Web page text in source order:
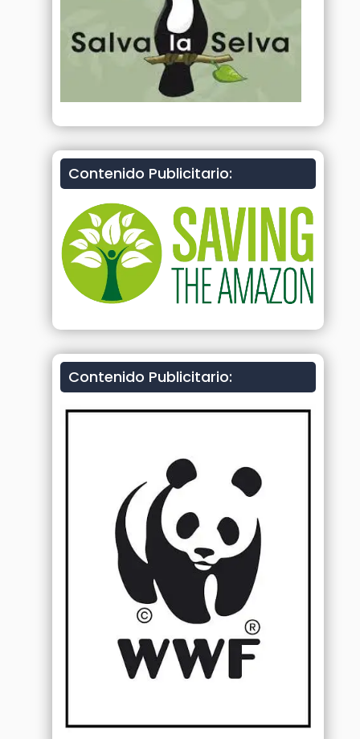
Contenido Publicitario:
Contenido Publicitario: